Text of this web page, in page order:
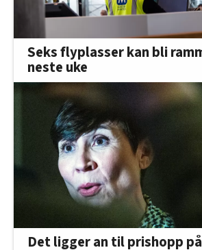
Seks flyplasser kan bli
neste uke
Det ligger an til prishopp